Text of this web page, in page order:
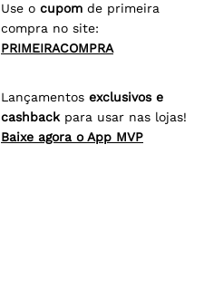
Use o cupom de primeira
compra no site:
PRIMEIRACOMPRA
Lançamentos exclusivos e
cashback para usar nas lojas!
Baixe agora o App MVP